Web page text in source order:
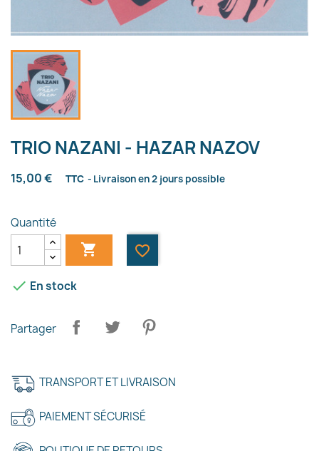
TRIO NAZANI - HAZAR NAZOV
15,00 € TTC Livraison en 2 jours possible
Quantité
 favorite_border
 En stock
Partager
TRANSPORT ET LIVRAISON
PAIEMENT SÉCURISÉ
Créer une liste d'envies